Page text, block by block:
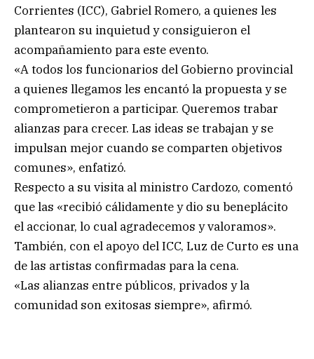
Corrientes (ICC), Gabriel Romero, a quienes les
plantearon su inquietud y consiguieron el
acompañamiento para este evento.
«A todos los funcionarios del Gobierno provincial
a quienes llegamos les encantó la propuesta y se
comprometieron a participar. Queremos trabar
alianzas para crecer. Las ideas se trabajan y se
impulsan mejor cuando se comparten objetivos
comunes», enfatizó.
Respecto a su visita al ministro Cardozo, comentó
que las «recibió cálidamente y dio su beneplácito
el accionar, lo cual agradecemos y valoramos».
También, con el apoyo del ICC, Luz de Curto es una
de las artistas confirmadas para la cena.
«Las alianzas entre públicos, privados y la
comunidad son exitosas siempre», afirmó.